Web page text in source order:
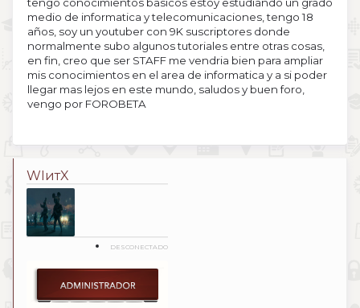
tengo conocimientos basicos estoy estudiando un grado
medio de informatica y telecomunicaciones, tengo 18
años, soy un youtuber con 9K suscriptores donde
normalmente subo algunos tutoriales entre otras cosas,
en fin, creo que ser STAFF me vendria bien para ampliar
mis conocimientos en el area de informatica y a si poder
llegar mas lejos en este mundo, saludos y buen foro,
vengo por FOROBETA
WIитX
DESCONECTADO